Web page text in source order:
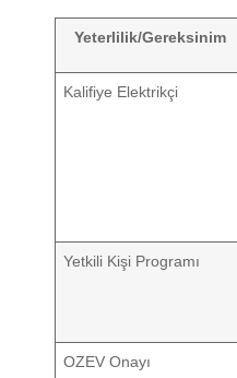
Yeterlilik/Gereksinim
Kalifiye Elektrikçi
Yetkili Kişi Programı
OZEV Onayı